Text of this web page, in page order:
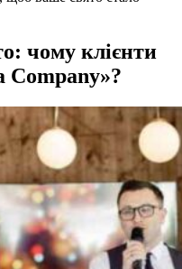
чому клієнти